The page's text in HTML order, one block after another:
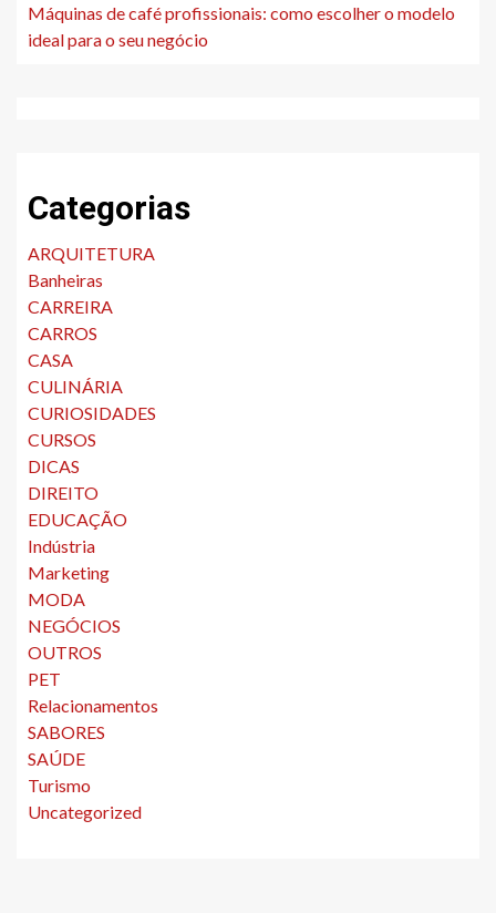
Máquinas de café profissionais: como escolher o modelo
ideal para o seu negócio
Categorias
ARQUITETURA
Banheiras
CARREIRA
CARROS
CASA
CULINÁRIA
CURIOSIDADES
CURSOS
DICAS
DIREITO
EDUCAÇÃO
Indústria
Marketing
MODA
NEGÓCIOS
OUTROS
PET
Relacionamentos
SABORES
SAÚDE
Turismo
Uncategorized